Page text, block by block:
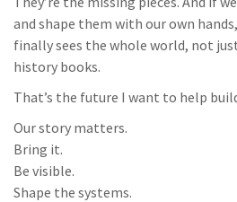
and shape them with our own
finally sees the whole world, not
history books.
That’s the future I want to help
Our story matters.
Bring it.
Be visible.
Shape the systems.